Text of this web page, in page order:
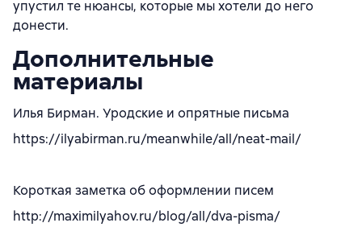
упустил те нюансы, которые мы хотели до него
донести.
Дополнительные
материалы
Илья Бирман. Уродские и опрятные письма
https://ilyabirman.ru/meanwhile/all/neat-mail/
Короткая заметка об оформлении писем
http://maximilyahov.ru/blog/all/dva-pisma/